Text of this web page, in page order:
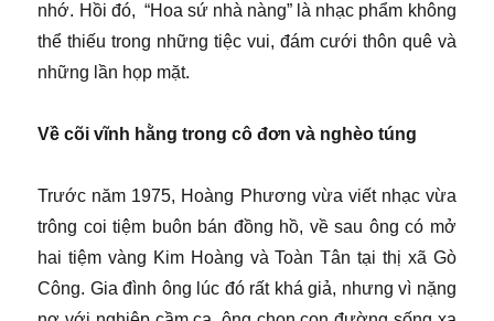
nhớ. Hồi đó, “Hoa sứ nhà nàng” là nhạc phẩm không
thể thiếu trong những tiệc vui, đám cưới thôn quê và
những lần họp mặt.
Về cõi vĩnh hằng trong cô đơn và nghèo túng
Trước năm 1975, Hoàng Phương vừa viết nhạc vừa
trông coi tiệm buôn bán đồng hồ, về sau ông có mở
hai tiệm vàng Kim Hoàng và Toàn Tân tại thị xã Gò
Công. Gia đình ông lúc đó rất khá giả, nhưng vì nặng